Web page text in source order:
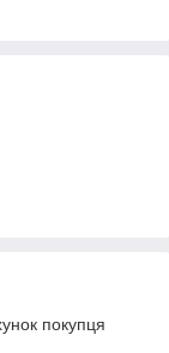
покупця